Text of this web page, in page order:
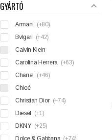
GYÁRTÓ
Armani (+80)
Bvlgari (+42)
Calvin Klein
Carolina Herrera (+63)
Chanel
(+46)
Chloé
Christian Dior (+74)
Diesel
(+1)
DKNY (+25)
Dolce & Gabbana (+74)